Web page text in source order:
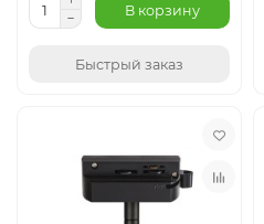
В корзину
Быстрый заказ